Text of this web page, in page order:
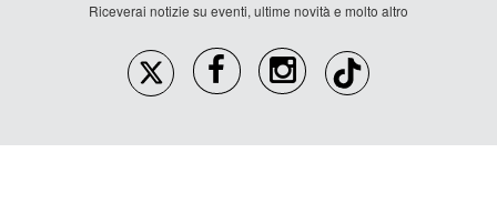
Riceverai notizie su eventi, ultime novità e molto altro